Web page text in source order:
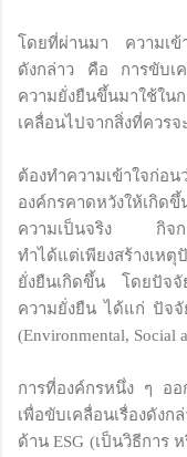
โดยที่ผ่านมา ความเข้
ดังกล่าว คือ การขับเ
ความยั่งยืนขึ้นมาใช้ใน
เคลื่อนไปจากสิ่งที่ควรจ
ต้องทำความเข้าใจก่อ
องค์กรคาดหวังให้เกิด
ความเป็นจริง กิจกา
ทำได้แต่เพียงสร้างเ
ยั่งยืนเกิดขึ้น โดยปัจจั
ความยั่งยืน ได้แก่ ปัจ
(Environmental, Social
การที่องค์กรหนึ่ง ๆ ออ
เพื่อขับเคลื่อนเรื่องดัง
ด้าน ESG (เป็นวิธีการ